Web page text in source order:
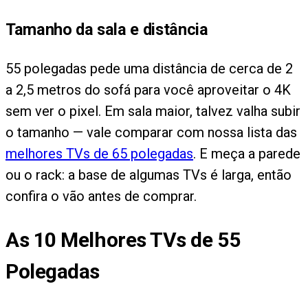
Tamanho da sala e distância
55 polegadas pede uma distância de cerca de 2
a 2,5 metros do sofá para você aproveitar o 4K
sem ver o pixel. Em sala maior, talvez valha subir
o tamanho — vale comparar com nossa lista das
melhores TVs de 65 polegadas. E meça a parede
ou o rack: a base de algumas TVs é larga, então
confira o vão antes de comprar.
As 10 Melhores TVs de 55
Polegadas